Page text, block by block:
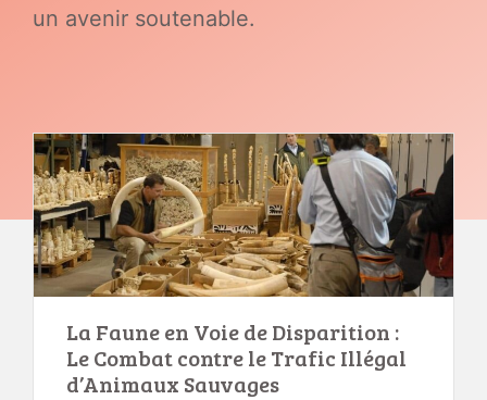
un avenir soutenable.
La Faune en Voie de Disparition :
Le Combat contre le Trafic Illégal
d’Animaux Sauvages